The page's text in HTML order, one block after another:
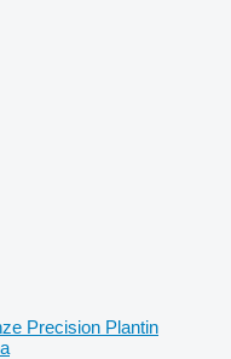
Precision Plantin